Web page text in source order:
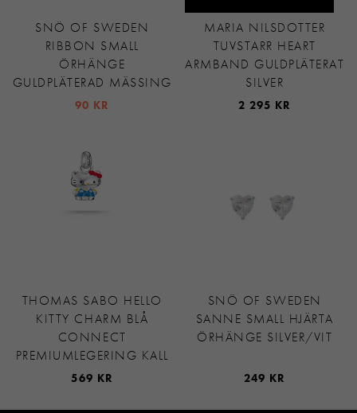
SNÖ OF SWEDEN
RIBBON SMALL
ÖRHÄNGE
GULDPLÄTERAD MÄSSING
90 KR
MARIA NILSDOTTER
TUVSTARR HEART
ARMBAND GULDPLÄTERAT
SILVER
2 295 KR
THOMAS SABO HELLO
KITTY CHARM BLÅ
CONNECT
PREMIUMLEGERING KALL
569 KR
SNÖ OF SWEDEN
SANNE SMALL HJÄRTA
ÖRHÄNGE SILVER/VIT
249 KR